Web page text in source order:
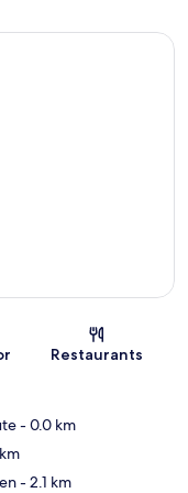
Restaurants
- 0.0 km
- 2.1 km